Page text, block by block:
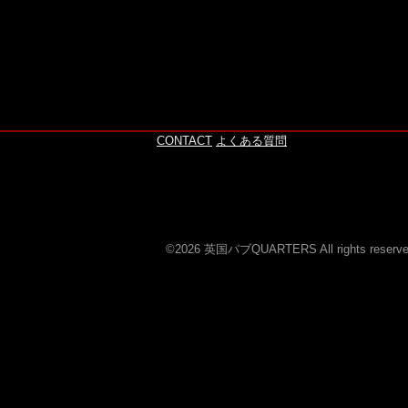
CONTACT よくある質問
©2026 英国パブQUARTERS All rights